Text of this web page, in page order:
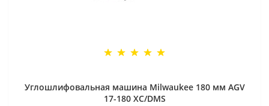
Углошлифовальная машина Milwaukee 180 мм AGV
17-180 XC/DMS